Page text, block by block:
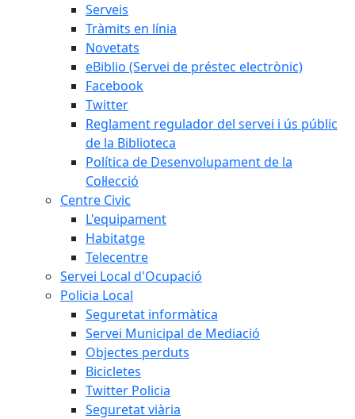
Serveis
Tràmits en línia
Novetats
eBiblio (Servei de préstec electrònic)
Facebook
Twitter
Reglament regulador del servei i ús públic
de la Biblioteca
Política de Desenvolupament de la
Col·lecció
Centre Civic
L'equipament
Habitatge
Telecentre
Servei Local d'Ocupació
Policia Local
Seguretat informàtica
Servei Municipal de Mediació
Objectes perduts
Bicicletes
Twitter Policia
Seguretat viària